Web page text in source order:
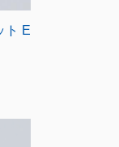
ト E